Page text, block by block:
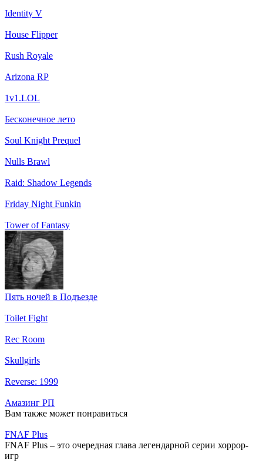
Identity V
House Flipper
Rush Royale
Arizona RP
1v1.LOL
Бесконечное лето
Soul Knight Prequel
Nulls Brawl
Raid: Shadow Legends
Friday Night Funkin
Tower of Fantasy
Пять ночей в Подъезде
Toilet Fight
Rec Room
Skullgirls
Reverse: 1999
Амазинг РП
Вам также может понравиться
FNAF Plus
FNAF Plus – это очередная глава легендарной серии хоррор-
игр